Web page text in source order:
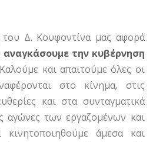
του Δ. Κουφοντίνα μας αφορά
αναγκάσουμε την κυβέρνηση
και απαιτούμε όλες οι
στο κίνημα, στις
και στα συνταγματικά
αγώνες των εργαζομένων και
κινητοποιηθούμε άμεσα και